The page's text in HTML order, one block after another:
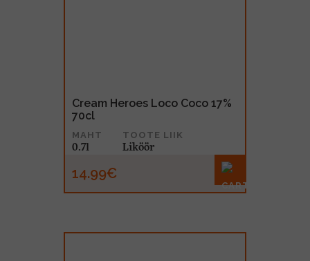
Cream Heroes Loco Coco 17%
70cl
MAHT
0.7l
TOOTE LIIK
Liköör
14.99€